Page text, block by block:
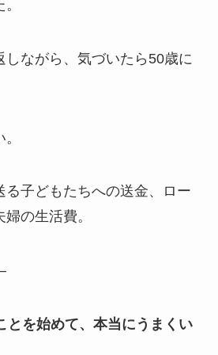
しながら、気づいたら50歳に
る子どもたちへの送金、ロー
の生活費。
とを始めて、本当にうまくい